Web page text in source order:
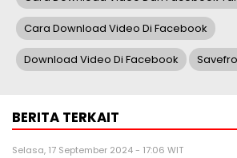
Cara Download Video Di Facebook
Download Video Di Facebook
BERITA TERKAIT
Selasa, 17 September 2024 - 17:06 WIT